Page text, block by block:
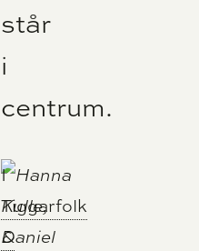
står
i
centrum.
I
Tiggarfolk
&